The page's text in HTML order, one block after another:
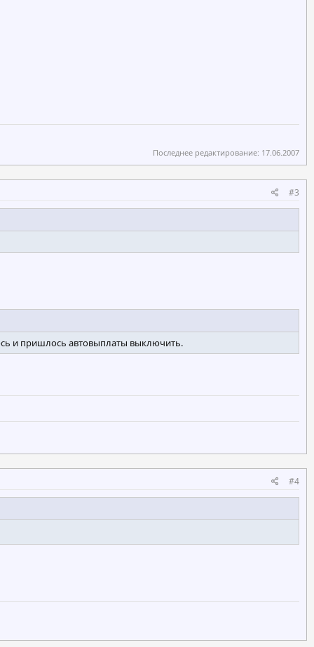
Последнее редактирование: 17.06.2007
#3
и пришлось автовыплаты выключить.
#4